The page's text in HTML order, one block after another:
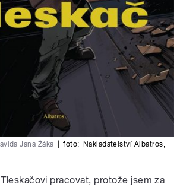
Jana Žáka foto: Nakladatelství Albatros,
pracovat, protože jsem za